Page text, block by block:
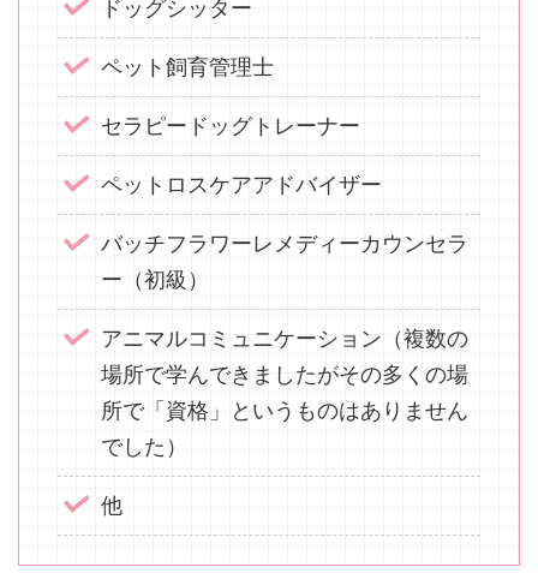
ドッグシッター
ペット飼育管理士
セラピードッグトレーナー
ペットロスケアアドバイザー
バッチフラワーレメディーカウンセラ
ー（初級）
アニマルコミュニケーション（複数の
場所で学んできましたがその多くの場
所で「資格」というものはありません
でした）
他